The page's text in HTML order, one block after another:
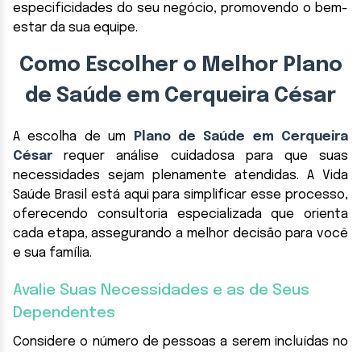
especificidades do seu negócio, promovendo o bem-
estar da sua equipe.
Como Escolher o Melhor Plano
de Saúde em Cerqueira César
A escolha de um
Plano de Saúde em Cerqueira
César requer análise cuidadosa para que suas
necessidades sejam plenamente atendidas. A Vida
Saúde Brasil está aqui para simplificar esse processo,
oferecendo consultoria especializada que orienta
cada etapa, assegurando a melhor decisão para você
e sua família.
Avalie Suas Necessidades e as de Seus
Dependentes
Considere o número de pessoas a serem incluídas no